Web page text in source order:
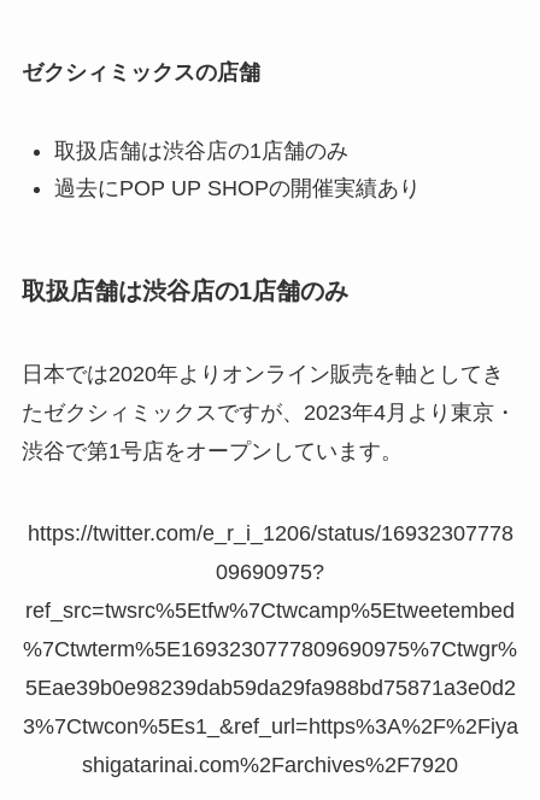
ゼクシィミックスの店舗
取扱店舗は渋谷店の1店舗のみ
過去にPOP UP SHOPの開催実績あり
取扱店舗は渋谷店の1店舗のみ
日本では2020年よりオンライン販売を軸としてき
たゼクシィミックスですが、2023年4月より東京・
渋谷で第1号店をオープンしています。
https://twitter.com/e_r_i_1206/status/16932307778
09690975?
ref_src=twsrc%5Etfw%7Ctwcamp%5Etweetembed
%7Ctwterm%5E1693230777809690975%7Ctwgr%
5Eae39b0e98239dab59da29fa988bd75871a3e0d2
3%7Ctwcon%5Es1_&ref_url=https%3A%2F%2Fiya
shigatarinai.com%2Farchives%2F7920